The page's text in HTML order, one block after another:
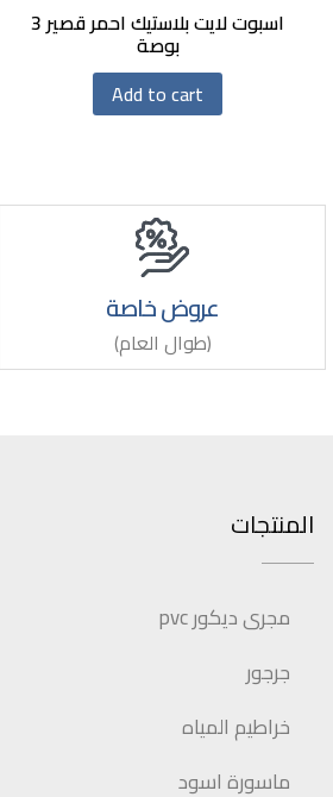
اسبوت لايت بلاستيك احمر قصير 3
بوصة
Add to cart
عروض خاصة
(طوال العام)
المنتجات
مجرى ديكور pvc
جرجور
خراطيم المياه
ماسورة اسود